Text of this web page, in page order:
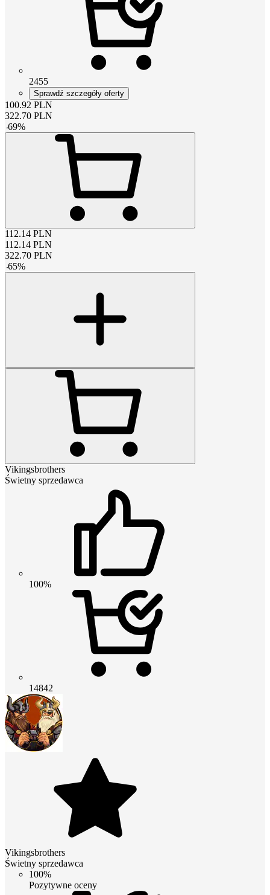
2455
Sprawdź szczegóły oferty
100.92 PLN
322.70 PLN
-69%
112.14 PLN
112.14 PLN
322.70 PLN
-65%
Vikingsbrothers
Świetny sprzedawca
100%
14842
Vikingsbrothers
Świetny sprzedawca
100%
Pozytywne oceny